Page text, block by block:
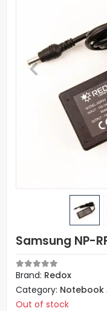
Samsung NP-
Brand: Redox
Category: Notebook
Out of stock